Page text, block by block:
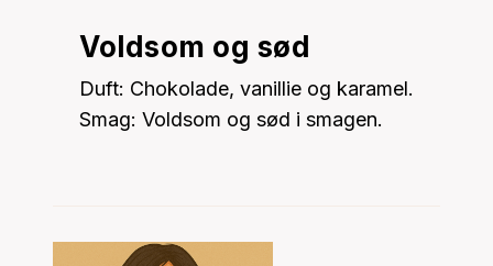
Voldsom og sød
Duft: Chokolade, vanillie og karamel.
Smag: Voldsom og sød i smagen.